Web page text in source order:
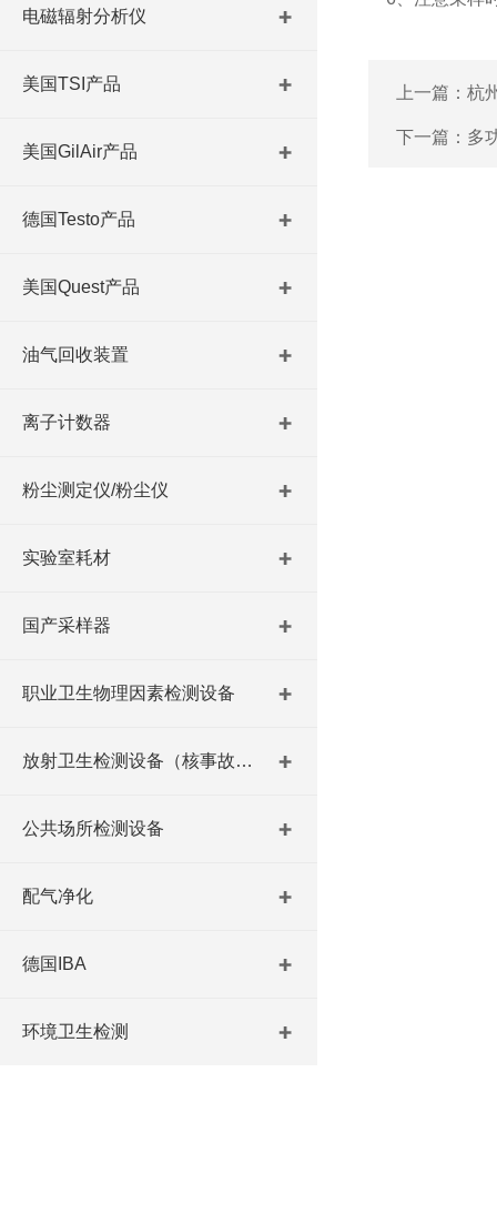
电磁辐射分析仪
美国TSI产品
美国GilAir产品
德国Testo产品
美国Quest产品
油气回收装置
离子计数器
粉尘测定仪/粉尘仪
实验室耗材
国产采样器
职业卫生物理因素检测设备
放射卫生检测设备（核事故与放射医学）
公共场所检测设备
配气净化
德国IBA
环境卫生检测
上一篇： 杭
下一篇： 多